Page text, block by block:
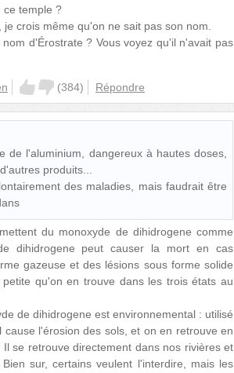
temple ?
crois même qu'on ne sait pas son nom.
d'Érostrate ? Vous voyez qu'il n'avait pas
(384) Répondre
de l'aluminium, dangereux à hautes doses,
produits...
des maladies, mais faudrait être
du monoxyde de dihidrogene comme
dihidrogene peut causer la mort en cas
gazeuse et des lésions sous forme solide
qu'on en trouve dans les trois états au
de dihidrogene est environnemental : utilisé
l'érosion des sols, et on en retrouve en
se retrouve directement dans nos rivières et
sur, certains veulent l'interdire, mais les